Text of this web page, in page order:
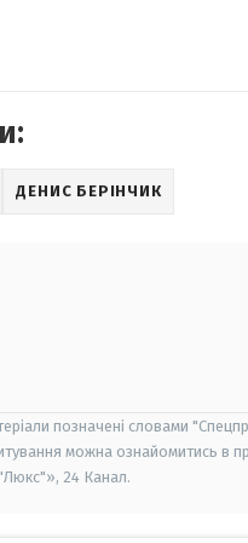
ДЕНИС БЕРІНЧИК
позначені словами
можна ознайомитись в
24 Канал.